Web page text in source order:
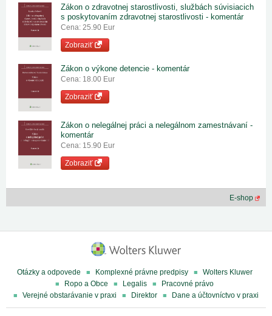
Zákon o zdravotnej starostlivosti, službách súvisiacich
s poskytovaním zdravotnej starostlivosti - komentár
Cena: 25.90 Eur
Zobraziť
Zákon o výkone detencie - komentár
Cena: 18.00 Eur
Zobraziť
Zákon o nelegálnej práci a nelegálnom zamestnávaní -
komentár
Cena: 15.90 Eur
Zobraziť
E-shop
Otázky a odpovede Komplexné právne predpisy
Wolters Kluwer
Ropo a Obce
Legalis
Pracovné právo
Verejné obstarávanie v praxi
Direktor Dane a účtovníctvo v praxi